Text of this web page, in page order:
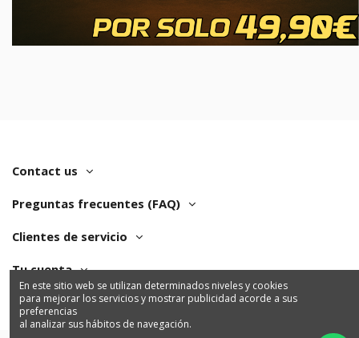
Contact us
Preguntas frecuentes (FAQ)
Clientes de servicio
Tu cuenta
En este sitio web se utilizan determinados niveles y cookies
para mejorar los servicios y mostrar publicidad acorde a sus
preferencias
al analizar sus hábitos de navegación.